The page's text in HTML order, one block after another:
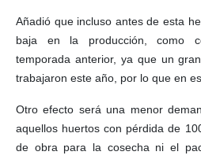
Añadió que incluso antes de esta
baja en la producción, como
temporada anterior, ya que un
trabajaron este año, por lo que en
Otro efecto será una menor
aquellos huertos con pérdida de
de obra para la cosecha ni el